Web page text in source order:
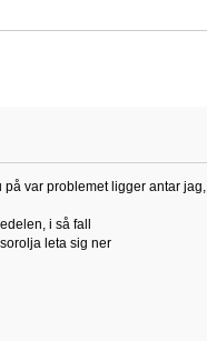
var problemet ligger antar
i så fall
leta sig ner